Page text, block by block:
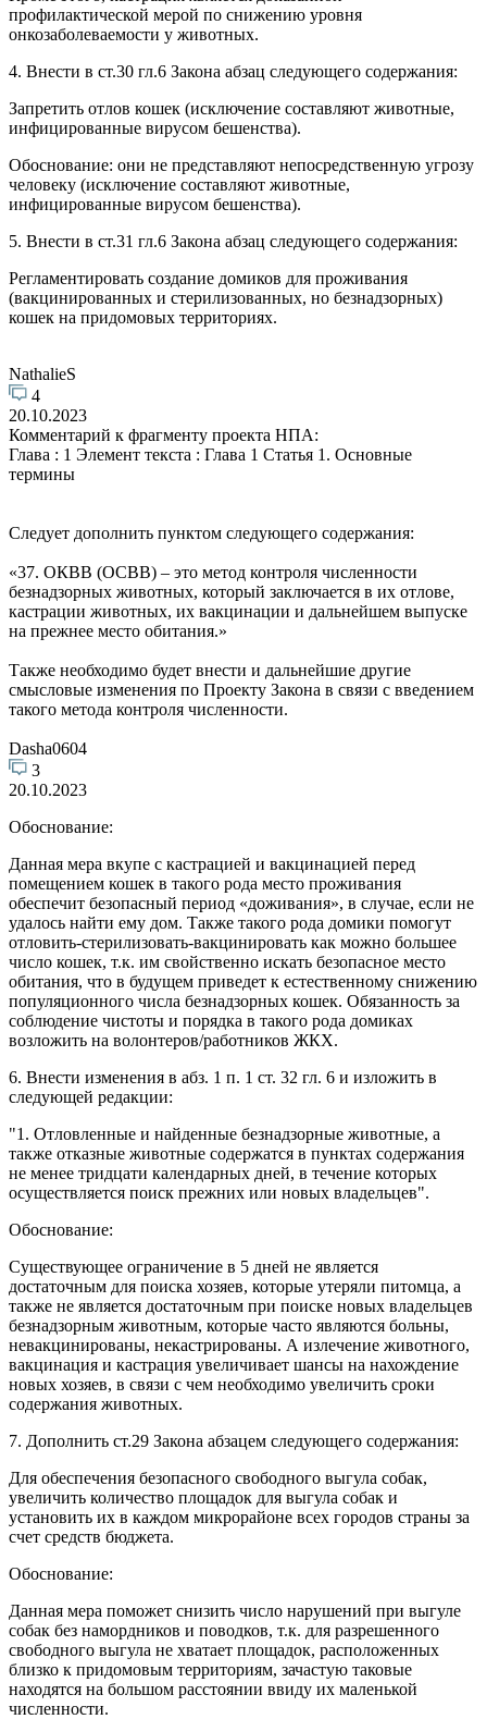
профилактической мерой по снижению уровня
онкозаболеваемости у животных.
4. Внести в ст.30 гл.6 Закона абзац следующего содержания:
Запретить отлов кошек (исключение составляют животные,
инфицированные вирусом бешенства).
Обоснование: они не представляют непосредственную угрозу
человеку (исключение составляют животные,
инфицированные вирусом бешенства).
5. Внести в ст.31 гл.6 Закона абзац следующего содержания:
Регламентировать создание домиков для проживания
(вакцинированных и стерилизованных, но безнадзорных)
кошек на придомовых территориях.
NathalieS
4
20.10.2023
Комментарий к фрагменту проекта НПА:
Глава : 1 Элемент текста : Глава 1 Статья 1. Основные
термины
Следует дополнить пунктом следующего содержания:
«37. ОКВВ (ОСВВ) – это метод контроля численности
безнадзорных животных, который заключается в их отлове,
кастрации животных, их вакцинации и дальнейшем выпуске
на прежнее место обитания.»
Также необходимо будет внести и дальнейшие другие
смысловые изменения по Проекту Закона в связи с введением
такого метода контроля численности.
Dasha0604
3
20.10.2023
Обоснование:
Данная мера вкупе с кастрацией и вакцинацией перед
помещением кошек в такого рода место проживания
обеспечит безопасный период «доживания», в случае, если не
удалось найти ему дом. Также такого рода домики помогут
отловить-стерилизовать-вакцинировать как можно большее
число кошек, т.к. им свойственно искать безопасное место
обитания, что в будущем приведет к естественному снижению
популяционного числа безнадзорных кошек. Обязанность за
соблюдение чистоты и порядка в такого рода домиках
возложить на волонтеров/работников ЖКХ.
6. Внести изменения в абз. 1 п. 1 ст. 32 гл. 6 и изложить в
следующей редакции:
"1. Отловленные и найденные безнадзорные животные, а
также отказные животные содержатся в пунктах содержания
не менее тридцати календарных дней, в течение которых
осуществляется поиск прежних или новых владельцев".
Обоснование:
Существующее ограничение в 5 дней не является
достаточным для поиска хозяев, которые утеряли питомца, а
также не является достаточным при поиске новых владельцев
безнадзорным животным, которые часто являются больны,
невакцинированы, некастрированы. А излечение животного,
вакцинация и кастрация увеличивает шансы на нахождение
новых хозяев, в связи с чем необходимо увеличить сроки
содержания животных.
7. Дополнить ст.29 Закона абзацем следующего содержания:
Для обеспечения безопасного свободного выгула собак,
увеличить количество площадок для выгула собак и
установить их в каждом микрорайоне всех городов страны за
счет средств бюджета.
Обоснование:
Данная мера поможет снизить число нарушений при выгуле
собак без намордников и поводков, т.к. для разрешенного
свободного выгула не хватает площадок, расположенных
близко к придомовым территориям, зачастую таковые
находятся на большом расстоянии ввиду их маленькой
численности.